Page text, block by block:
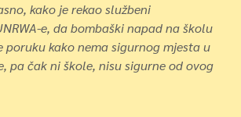
kako je rekao službeni
e, da bombaški napad na školu
poruku kako nema sigurnog mjesta u
pa čak ni škole, nisu sigurne od ovog